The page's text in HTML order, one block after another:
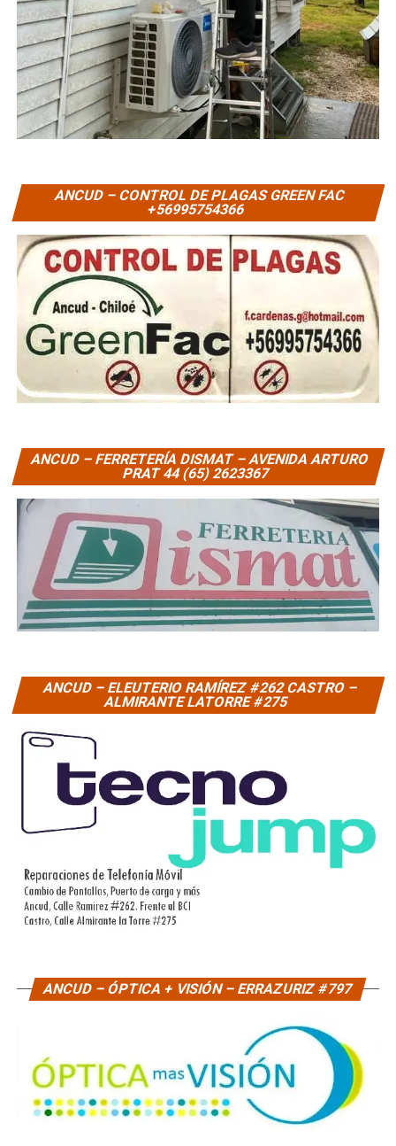
ANCUD – CONTROL DE PLAGAS GREEN FAC
+56995754366
ANCUD – FERRETERÍA DISMAT – AVENIDA ARTURO
PRAT 44 (65) 2623367
ANCUD – ELEUTERIO RAMÍREZ #262 CASTRO –
ALMIRANTE LATORRE #275
ANCUD – ÓPTICA + VISIÓN – ERRAZURIZ #797